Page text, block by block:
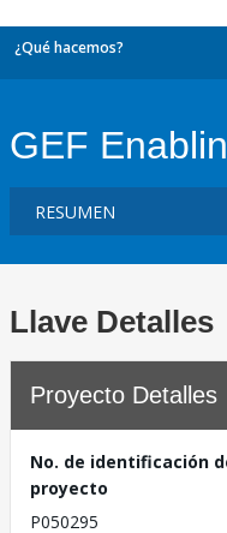
¿Qué hacemos?
GEF
Llave Detalles
Proyecto Detalles
No. de identificación
proyecto
P050295